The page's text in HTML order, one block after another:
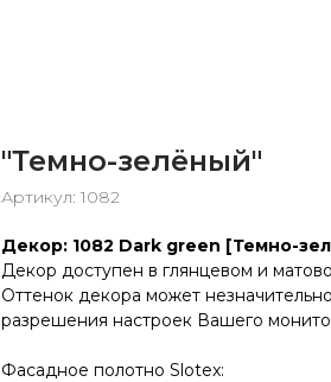
"Темно-зелёный"
Артикул: 1082
Декор: 1082 Dark green [Темно-
Декор доступен в глянцевом и
Оттенок декора может
разрешения настроек Вашего
Фасадное полотно Slotex: